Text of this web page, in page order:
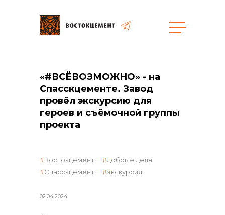
общая информация
«#ВСЁВОЗМОЖНО» - на
Спасскцементе. Завод
провёл экскурсию для
героев и съёмочной группы
проекта
02.04.2024
Востокцемент
добрые дела
Спасскцемент
экскурсия